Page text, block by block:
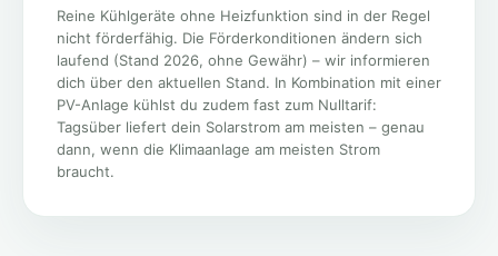
Reine Kühlgeräte ohne Heizfunktion sind in der Regel
nicht förderfähig. Die Förderkonditionen ändern sich
laufend (Stand 2026, ohne Gewähr) – wir informieren
dich über den aktuellen Stand. In Kombination mit einer
PV-Anlage kühlst du zudem fast zum Nulltarif:
Tagsüber liefert dein Solarstrom am meisten – genau
dann, wenn die Klimaanlage am meisten Strom
braucht.